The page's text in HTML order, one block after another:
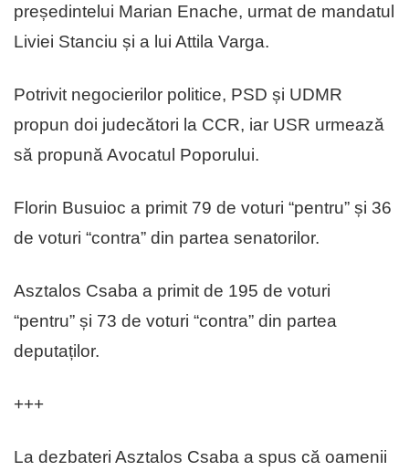
președintelui Marian Enache, urmat de mandatul
Liviei Stanciu și a lui Attila Varga.
Potrivit negocierilor politice, PSD și UDMR
propun doi judecători la CCR, iar USR urmează
să propună Avocatul Poporului.
Florin Busuioc a primit 79 de voturi “pentru” și 36
de voturi “contra” din partea senatorilor.
Asztalos Csaba a primit de 195 de voturi
“pentru” și 73 de voturi “contra” din partea
deputaților.
+++
La dezbateri Asztalos Csaba a spus că oamenii